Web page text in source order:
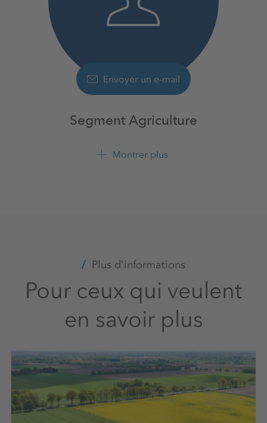
Envoyer un e-mail
Segment Agriculture
Agriculture K+S France S.A.S.
Montrer plus
Plus d'informations
Pour ceux qui veulent
en savoir plus